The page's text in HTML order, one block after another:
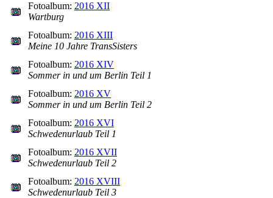
Fotoalbum: 2016 XII
Wartburg
Fotoalbum: 2016 XIII
Meine 10 Jahre TransSisters
Fotoalbum: 2016 XIV
Sommer in und um Berlin Teil 1
Fotoalbum: 2016 XV
Sommer in und um Berlin Teil 2
Fotoalbum: 2016 XVI
Schwedenurlaub Teil 1
Fotoalbum: 2016 XVII
Schwedenurlaub Teil 2
Fotoalbum: 2016 XVIII
Schwedenurlaub Teil 3